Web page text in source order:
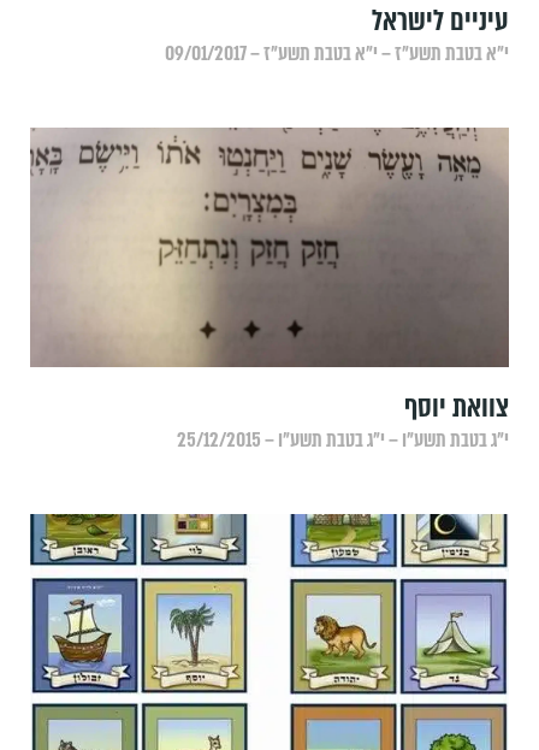
עיניים לישראל
י״א בטבת תשע״ז – י״א בטבת תשע״ז – 09/01/2017
צוואת יוסף
י״ג בטבת תשע״ו – י״ג בטבת תשע״ו – 25/12/2015